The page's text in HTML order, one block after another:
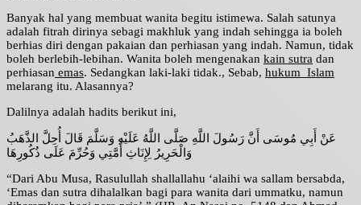
Banyak hal yang membuat wanita begitu istimewa. Salah satunya
adalah fitrah dirinya sebagi makhluk yang indah sehingga ia boleh
berhias diri dengan pakaian dan perhiasan yang indah. Namun, tidak
boleh berlebih-lebihan. Wanita boleh mengenakan kain sutra dan
perhiasan emas. Sedangkan laki-laki tidak., Sebab, hukum Islam
melarang itu. Alasannya?
Dalilnya adalah hadits berikut ini,
عَنْ أَبِي مُوسَى أَنَّ رَسُولَ اللَّهِ صَلَّى اللَّهُ عَلَيْهِ وَسَلَّمَ قَالَ أُحِلَّ الذَّهَبُ
وَالْحَرِيرُ لِإِنَاثِ أُمَّتِي وَحُرِّمَ عَلَى ذُكُورِهَا
“Dari Abu Musa, Rasulullah shallallahu ‘alaihi wa sallam bersabda,
‘Emas dan sutra dihalalkan bagi para wanita dari ummatku, namun